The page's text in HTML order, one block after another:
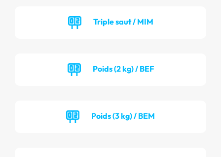
Triple saut / MIM
Poids (2 kg) / BEF
Poids (3 kg) / BEM